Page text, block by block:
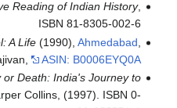
Reading of Indian History,
ISBN 81-8305-002-6
A Life(1990), Ahmedabad
ASIN: B0006EYQ0A
or Death: India's Journey to
Collins, (1997). ISBN 0-